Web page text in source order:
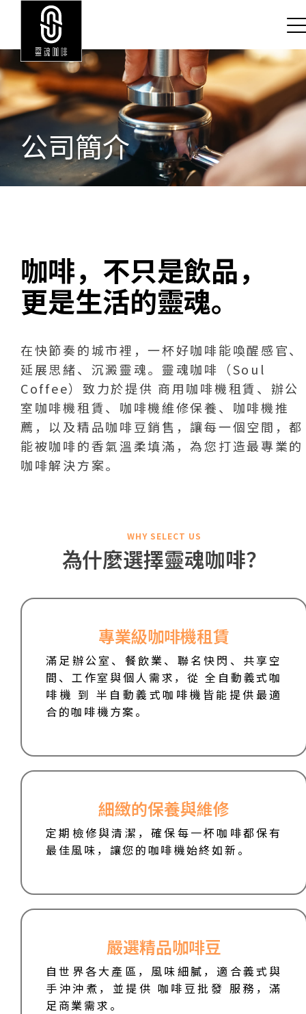
公司簡介
咖啡，不只是飲品，
更是生活的靈魂。
在快節奏的城市裡，一杯好咖啡能喚醒感官、
延展思緒、沉澱靈魂。靈魂咖啡（Soul
Coffee）致力於提供 商用咖啡機租賃、辦公
室咖啡機租賃、咖啡機維修保養、咖啡機推
薦，以及精品咖啡豆銷售，讓每一個空間，都
能被咖啡的香氣溫柔填滿，為您打造最專業的
咖啡解決方案。
WHY SELECT US
為什麼選擇靈魂咖啡？
專業級咖啡機租賃
滿足辦公室、餐飲業、聯名快閃、共享空
間、工作室與個人需求，從 全自動義式咖
啡機 到 半自動義式咖啡機皆能提供最適
合的咖啡機方案。
細緻的保養與維修
定期檢修與清潔，確保每一杯咖啡都保有
最佳風味，讓您的咖啡機始終如新。
嚴選精品咖啡豆
自世界各大產區，風味細膩，適合義式與
手沖沖煮，並提供 咖啡豆批發 服務，滿
足商業需求。